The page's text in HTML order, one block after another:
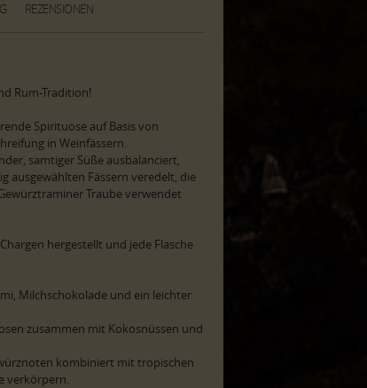
REZENSIONEN
Rum-Tradition!
Spirituose auf Basis von
in Weinfässern.
samtiger Süße ausbalanciert,
ausgewählten Fässern veredelt, die
Traube verwendet
hergestellt und jede Flasche
Milchschokolade und ein leichter
zusammen mit Kokosnüssen und
kombiniert mit tropischen
verkörpern.